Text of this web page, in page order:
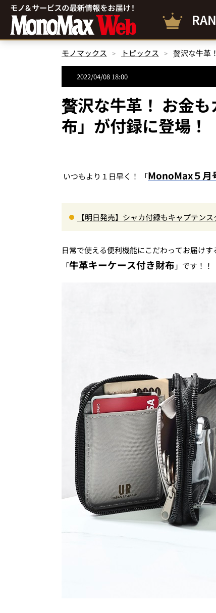
モノマックス トピックス 贅沢な牛革
2022/04/08 18:00
贅沢な牛革！ お金
布」が付録に登場！
いつもより１日早く！ 「MonoMax５月
【明日発売】シャカ付録もキャプテン
日常で使える便利機能にこだわってお届けす
「牛革キーケース付き財布 」です！！